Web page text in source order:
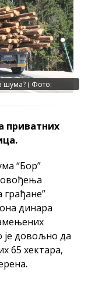
шума? ( Фото:
приватних
“Бор”
грађане”
динара
је довољно да
65 хектара,